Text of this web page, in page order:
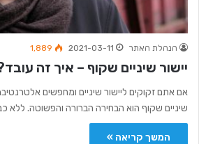
הנהלת האתר 2021-03-11
1,889
יישור שיניים שקוף – איך זה
אם אתם זקוקים ליישור שיניים ומחפשים
שיניים שקוף הוא הבחירה הברורה והפשוטה. ללא
המשך קריאה »